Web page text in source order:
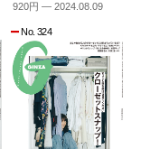
920円 — 2024.08.09
No. 324